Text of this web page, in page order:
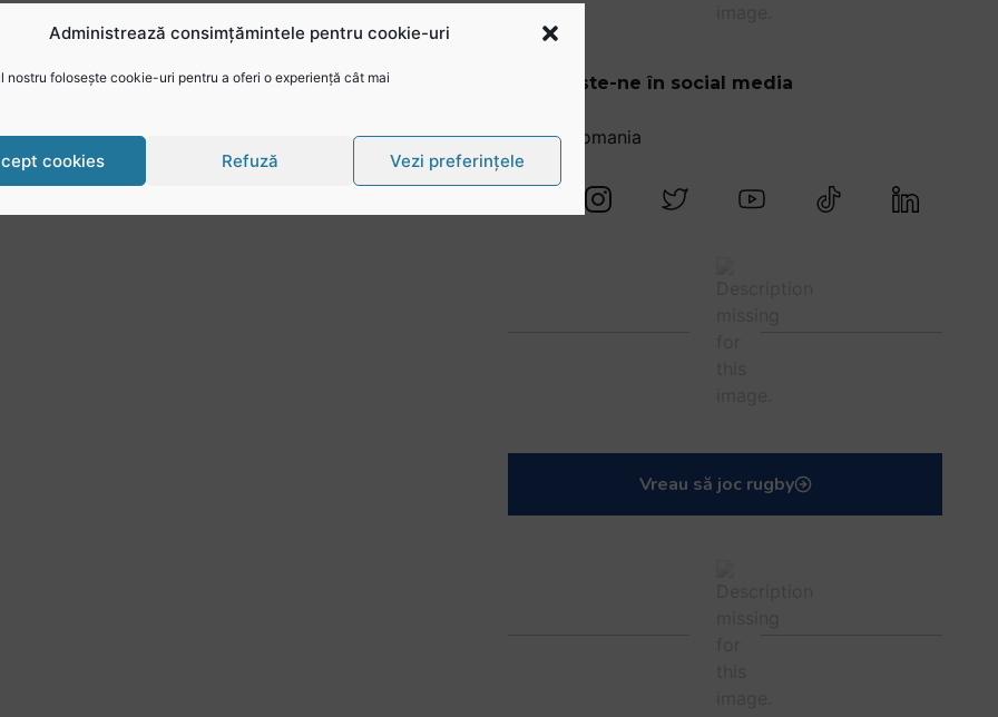
Administrează consimțămintele pentru cookie-uri
nostru folosește cookie-uri pentru a oferi o experiență cât mai
cookies Refuză Vezi preferințele
Urmărește-ne în social media
@rugbyromania
Vreau să joc rugby